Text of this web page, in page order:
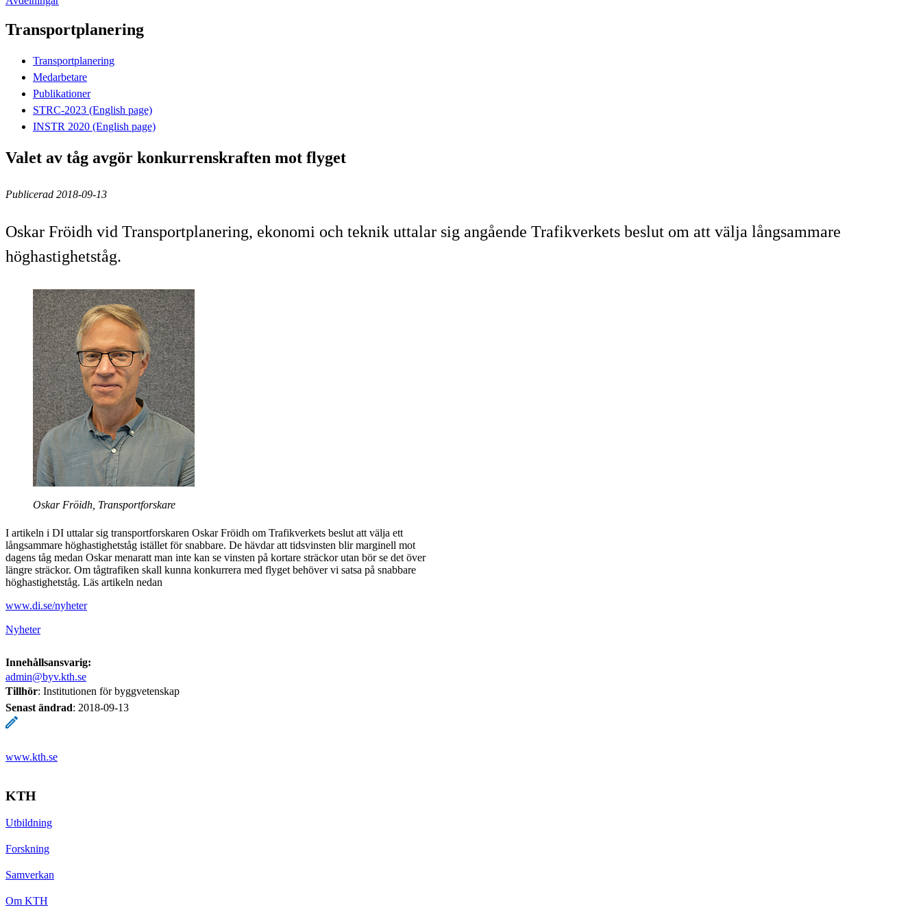
Transportplanering
Transportplanering
Medarbetare
Publikationer
STRC-2023 (English page)
INSTR 2020 (English page)
Valet av tåg avgör konkurrenskraften mot flyget
Publicerad 2018-09-13
Oskar Fröidh vid Transportplanering, ekonomi och teknik uttalar sig angående Trafikverkets beslut om att välja långsammare
höghastighetståg.
Oskar Fröidh, Transportforskare
I artikeln i DI uttalar sig transportforskaren Oskar Fröidh om Trafikverkets beslut att välja ett
långsammare höghastighetståg istället för snabbare. De hävdar att tidsvinsten blir marginell mot
dagens tåg medan Oskar menaratt man inte kan se vinsten på kortare sträckor utan bör se det över
längre sträckor. Om tågtrafiken skall kunna konkurrera med flyget behöver vi satsa på snabbare
höghastighetståg. Läs artikeln nedan
www.di.se/nyheter
Nyheter
Innehållsansvarig:
admin@byv.kth.se
Tillhör: Institutionen för byggvetenskap
Senast ändrad: 2018-09-13
www.kth.se
KTH
Utbildning
Forskning
Samverkan
Om KTH